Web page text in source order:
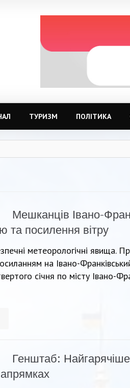
ТУРИЗМ ПОЛІТИКА
Мешканців Івано-
посилення вітру
метеорологічні явища.
на Івано-
січня по місту Івано-
Генштаб: